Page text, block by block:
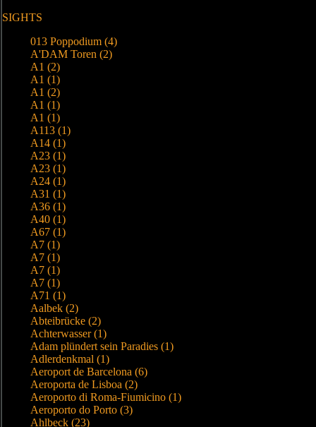
SIGHTS
013 Poppodium (4)
A'DAM Toren (2)
A1 (2)
A1 (1)
A1 (2)
A1 (1)
A1 (1)
A113 (1)
A14 (1)
A23 (1)
A23 (1)
A24 (1)
A31 (1)
A36 (1)
A40 (1)
A67 (1)
A7 (1)
A7 (1)
A7 (1)
A7 (1)
A71 (1)
Aalbek (2)
Abteibrücke (2)
Achterwasser (1)
Adam plündert sein Paradies (1)
Adlerdenkmal (1)
Aeroport de Barcelona (6)
Aeroporta de Lisboa (2)
Aeroporto di Roma-Fiumicino (1)
Aeroporto do Porto (3)
Ahlbeck (23)